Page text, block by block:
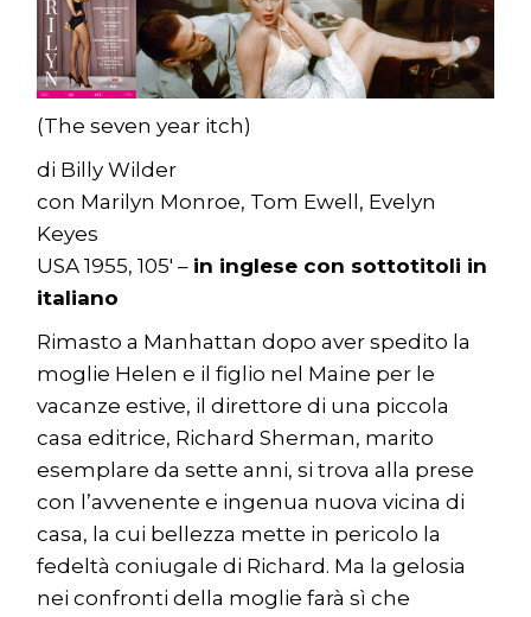
(The seven year itch)
di Billy Wilder
con Marilyn Monroe, Tom Ewell, Evelyn
Keyes
USA 1955, 105′ – in inglese con sottotitoli in
italiano
Rimasto a Manhattan dopo aver spedito la
moglie Helen e il figlio nel Maine per le
vacanze estive, il direttore di una piccola
casa editrice, Richard Sherman, marito
esemplare da sette anni, si trova alla prese
con l’avvenente e ingenua nuova vicina di
casa, la cui bellezza mette in pericolo la
fedeltà coniugale di Richard. Ma la gelosia
nei confronti della moglie farà sì che